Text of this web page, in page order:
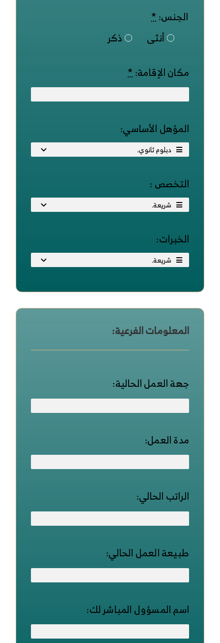
الجنس:*
أنثى
ذكر
مكان الإقامة:*
المؤهل الأساسي:
التخصص :
الخبرات:
المعلومات الفرعية:
جهة العمل الحالية:
مدة العمل:
الراتب الحالي:
طبيعة العمل الحالي:
اسم المسؤول المباشر لك: